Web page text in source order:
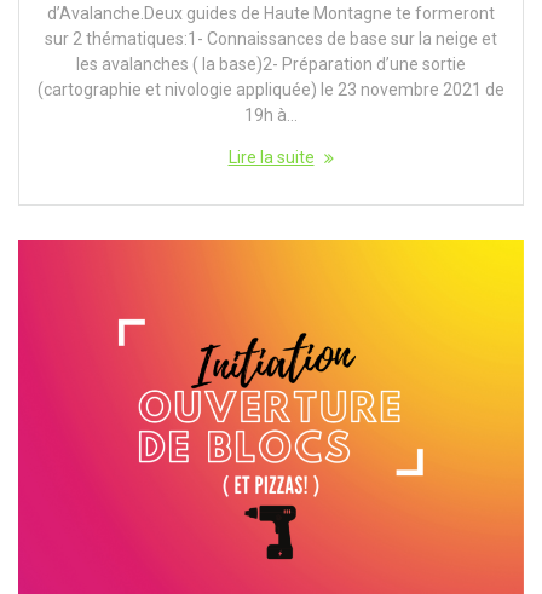
d’Avalanche.Deux guides de Haute Montagne te formeront
sur 2 thématiques:1- Connaissances de base sur la neige et
les avalanches ( la base)2- Préparation d’une sortie
(cartographie et nivologie appliquée) le 23 novembre 2021 de
19h à…
Lire la suite